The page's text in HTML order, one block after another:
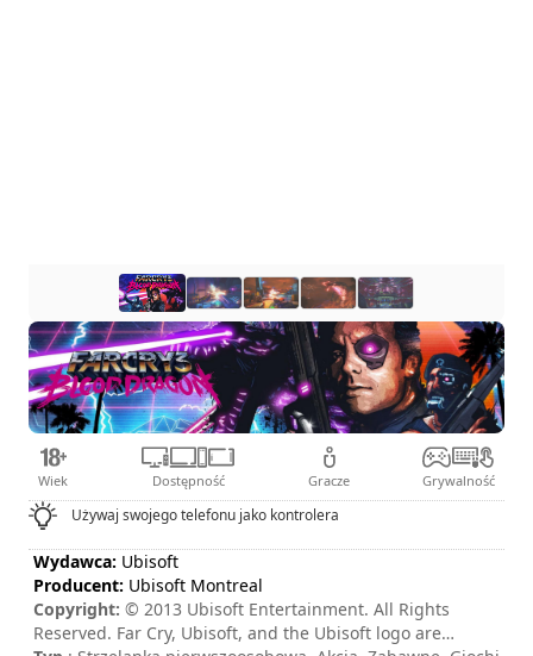
Wiek Dostępność Gracze Grywalność
Używaj swojego telefonu jako kontrolera
Wydawca: Ubisoft
Producent: Ubisoft Montreal
Copyright: © 2013 Ubisoft Entertainment. All Rights
Reserved. Far Cry, Ubisoft, and the Ubisoft logo are